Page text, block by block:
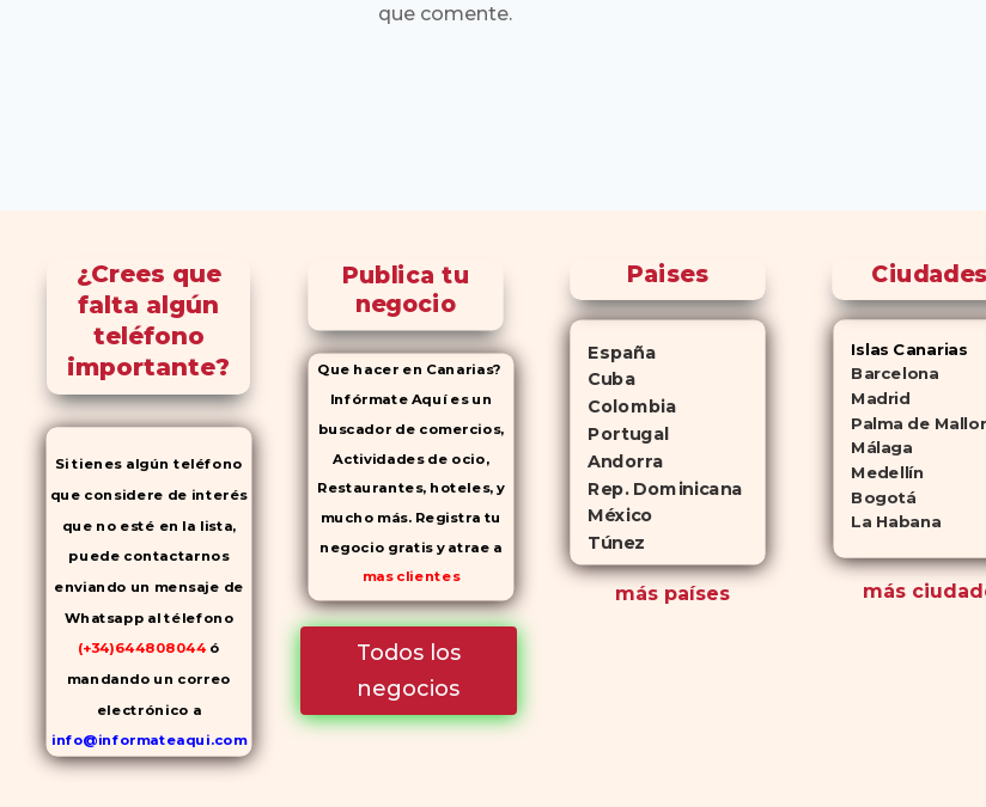
que comente.
¿Crees que
falta algún
teléfono
importante?
Si tienes algún teléfono
que considere de interés
que no esté en la lista,
puede contactarnos
enviando un mensaje de
Whatsapp al télefono
(+34)644808044 ó
mandando un correo
electrónico a
info@informateaqui.com
Mientras que antes la
Publica tu
negocio
Que hacer en Canarias?
Infórmate Aquí es un
buscador de comercios,
Actividades de ocio,
Restaurantes, hoteles, y
mucho más. Registra tu
negocio gratis y atrae a
mas clientes
Todos los
negocios
Paises
España
Cuba
Colombia
Portugal
Andorra
Rep. Dominicana
México
Túnez
más países
Ciudades
Islas Canarias
Barcelona
Madrid
Palma de
Málaga
Medellín
Bogotá
La Habana
más